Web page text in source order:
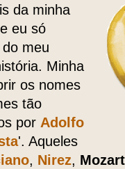
da minha
eu só
meu
Minha
os nomes
tão
por Adolfo
'. Aqueles
, Nirez, Mozart